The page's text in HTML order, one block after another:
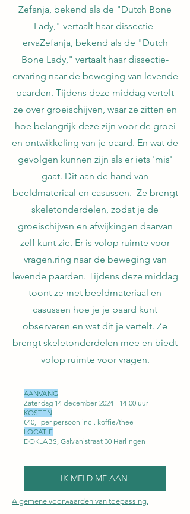
Zefanja, bekend als de "Dutch Bone
Lady," vertaalt haar dissectie-
ervaZefanja, bekend als de "Dutch
Bone Lady," vertaalt haar dissectie-
ervaring naar de beweging van levende
paarden. Tijdens deze middag vertelt
ze over groeischijven, waar ze zitten en
hoe belangrijk deze zijn voor de groei
en ontwikkeling van je paard. En wat de
gevolgen kunnen zijn als er iets 'mis'
gaat. Dit aan de hand van
beeldmateriaal en casussen. Ze brengt
skeletonderdelen, zodat je de
groeischijven en afwijkingen daarvan
zelf kunt zie. Er is volop ruimte voor
vragen.ring naar de beweging van
levende paarden. Tijdens deze middag
toont ze met beeldmateriaal en
casussen hoe je je paard kunt
observeren en wat dit je vertelt. Ze
brengt skeletonderdelen mee en biedt
volop ruimte voor vragen.
AANVANG
Zaterdag 14 december 2024 - 14.00uur
KOSTEN
€40,- per persoon incl. koffie/thee
LOCATIE
DOKLABS, Galvanistraat 30 Harlingen
IK MELD ME AAN
Algemene voorwaarden van toepassing.